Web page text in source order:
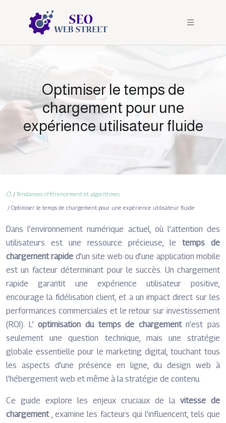
Optimiser le temps de
chargement pour une
expérience utilisateur fluide
/Tendances référencement et algorithmes
/ Optimiser le temps de chargement pour une expérience utilisateur fluide
Dans l’environnement numérique actuel, où l’attention des
utilisateurs est une ressource précieuse, le temps de
chargement rapide d’un site web ou d’une application mobile
est un facteur déterminant pour le succès. Un chargement
rapide garantit une expérience utilisateur positive,
encourage la fidélisation client, et a un impact direct sur les
performances commerciales et le retour sur investissement
(ROI). L’optimisation du temps de chargementn’est pas
seulement une question technique, mais une stratégie
globale essentielle pour le marketing digital, touchant tous
les aspects d’une présence en ligne, du design web à
l’hébergement web et même à la stratégie de contenu.
Ce guide explore les enjeux cruciaux de la vitesse de
chargement, examine les facteurs qui l’influencent, tels que